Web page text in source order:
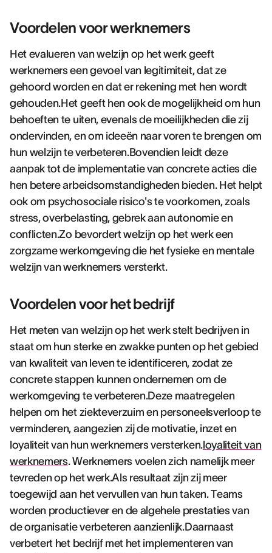
Voordelen voor werknemers
Het evalueren van welzijn op het werk geeft
werknemers een gevoel van legitimiteit, dat ze
gehoord worden en dat er rekening met hen wordt
gehouden.Het geeft hen ook de mogelijkheid om hun
behoeften te uiten, evenals de moeilijkheden die zij
ondervinden, en om ideeën naar voren te brengen om
hun welzijn te verbeteren.Bovendien leidt deze
aanpak tot de implementatie van concrete acties die
hen betere arbeidsomstandigheden bieden. Het helpt
ook om psychosociale risico's te voorkomen, zoals
stress, overbelasting, gebrek aan autonomie en
conflicten.Zo bevordert welzijn op het werk een
zorgzame werkomgeving die het fysieke en mentale
welzijn van werknemers versterkt.
Voordelen voor het bedrijf
Het meten van welzijn op het werk stelt bedrijven in
staat om hun sterke en zwakke punten op het gebied
van kwaliteit van leven te identificeren, zodat ze
concrete stappen kunnen ondernemen om de
werkomgeving te verbeteren.Deze maatregelen
helpen om het ziekteverzuim en personeelsverloop te
verminderen, aangezien zij de motivatie, inzet en
loyaliteit van hun werknemers versterken.loyaliteit van
werknemers. Werknemers voelen zich namelijk meer
tevreden op het werk.Als resultaat zijn zij meer
toegewijd aan het vervullen van hun taken. Teams
worden productiever en de algehele prestaties van
de organisatie verbeteren aanzienlijk.Daarnaast
verbetert het bedrijf met het implementeren van